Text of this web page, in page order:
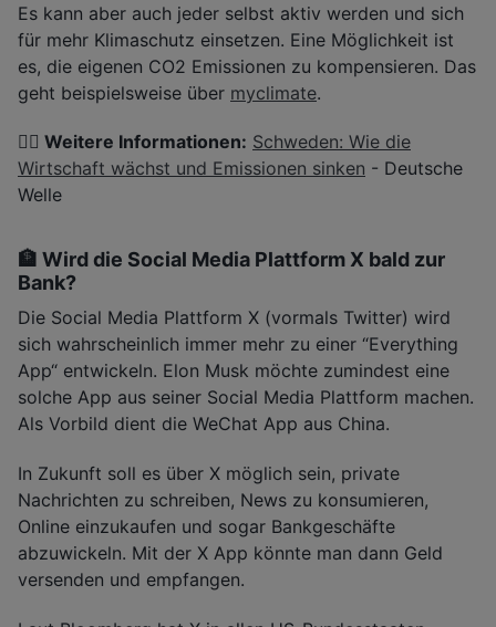
Es kann aber auch jeder selbst aktiv werden und sich
für mehr Klimaschutz einsetzen. Eine Möglichkeit ist
es, die eigenen CO2 Emissionen zu kompensieren. Das
geht beispielsweise über myclimate.
👉🏽 Weitere Informationen: Schweden: Wie die
Wirtschaft wächst und Emissionen sinken - Deutsche
Welle
🏦 Wird die Social Media Plattform X bald zur
Bank?
Die Social Media Plattform X (vormals Twitter) wird
sich wahrscheinlich immer mehr zu einer “Everything
App“ entwickeln. Elon Musk möchte zumindest eine
solche App aus seiner Social Media Plattform machen.
Als Vorbild dient die WeChat App aus China.
In Zukunft soll es über X möglich sein, private
Nachrichten zu schreiben, News zu konsumieren,
Online einzukaufen und sogar Bankgeschäfte
abzuwickeln. Mit der X App könnte man dann Geld
versenden und empfangen.